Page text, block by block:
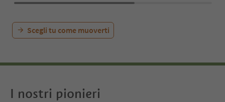
Scegli tu come muoverti
I nostri pionieri